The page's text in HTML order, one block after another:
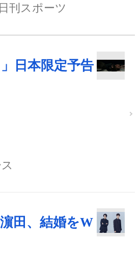
日刊スポーツ
日本限定予告
田、結婚をW